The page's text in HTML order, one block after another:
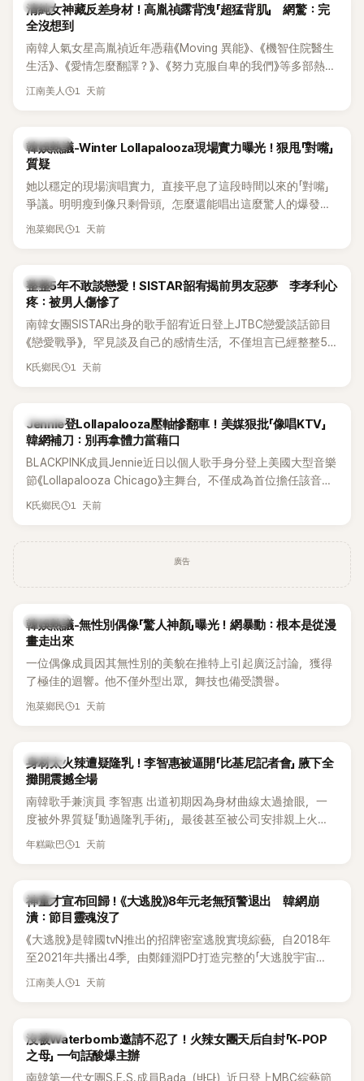
韓星
清純女神藏反差身材！高胤禎露背洩「超猛背肌」 網驚：完
全沒想到
南韓人氣女星高胤禎近年憑藉《Moving 異能》、《機智住院醫生
生活》、《愛情怎麼翻譯？》、《努力克服自卑的我們》等多部熱門
作品，躍升為韓劇新一代女神代表，不僅演技備受肯定，精緻
細身材下的超狂背肌與肩膀線條，反差感十足，讓不少網友看
傻直呼：「原來她身材這麼猛！」
江南美人 1 天前
熱議討論
韓娛熱議-Winter Lollapalooza現場實力曝光！狠甩「對嘴」
質疑
她以穩定的現場演唱實力，直接平息了這段時間以來的「對嘴」
爭議。明明瘦到像只剩骨頭，怎麼還能唱出這麼驚人的爆發力
和音量？
泡菜鄉民 1 天前
韓星
整整5年不敢談戀愛！SISTAR韶宥揭前男友惡夢 李孝利心
疼：被男人傷慘了
南韓女團SISTAR出身的歌手韶宥近日登上JTBC戀愛談話節目
《戀愛戰爭》，罕見談及自己的感情生活，不僅坦言已經整整5
年沒有談戀愛，更首度透露空窗至今的原因，全與上一段戀情
K氏鄉民 1 天前
K-POP
Jennie登Lollapalooza壓軸慘翻車！美媒狠批「像唱KTV」
韓網補刀：別再拿體力當藉口
BLACKPINK成員Jennie近日以個人歌手身分登上美國大型音樂
節《Lollapalooza Chicago》主舞台，不僅成為首位擔任該音樂
節Headliner（壓軸主秀）的K-POP女SOLO歌手，寫下全新紀
K氏鄉民 1 天前
廣告
熱議討論
韓娛熱議-無性別偶像「驚人神顏」曝光！網暴動：根本是從漫
畫走出來
一位偶像成員因其無性別的美貌在推特上引起廣泛討論，獲得
了極佳的迴響。他不僅外型出眾，舞技也備受讚譽。
泡菜鄉民 1 天前
K-POP
身材太火辣遭疑隆乳！李智惠被逼開「比基尼記者會」 腋下全
攤開震撼全場
南韓歌手兼演員 李智惠 出道初期因為身材曲線太過搶眼，一
度被外界質疑「動過隆乳手術」，最後甚至被公司安排親上火
線，召開前所未見的「泳裝記者會」澄清。這場記者會後來還被
熱議。 2日播出的 SBS 綜藝節目《我的經紀人太難搞－秘書
鎮》，邀請同時兼顧工作與育兒的演藝圈代表「媽媽群」——李智
惠、李賢怡、李恩亨，以第13位「My Star」身分登場，分享最真
實的生活日常。 節目一開始，李瑞鎮 率先與李智惠會合，兩人
邊搭車邊聊天，氣氛輕鬆。聊到最近的新聞，李瑞鎮突然直球
發問：「妳不是上新聞了？說妳去做整形？是人中縮短手術嗎？」
延燒到過去的爭議。李瑞鎮脫口補刀：「妳以前不是還在游泳池
開過記者會？」直接點名她當年的風波。李智惠聽了忍不住笑
說：「哥怎麼連這個都知道？」李瑞鎮則回嘴：「那時候新聞鬧那
年糕歐巴 1 天前
韓星
神童才宣布回歸！《大逃脫》8年元老無預警退出 韓網崩
潰：節目靈魂沒了
《大逃脫》是韓國tvN推出的招牌密室逃脫實境綜藝，自2018年
至2021年共播出4季，由鄭鍾淵PD打造完整的「大逃脫宇宙
（DTCU）」，憑藉燒腦劇情、電影級場景與龐大世界觀，累積
江南美人 1 天前
K-POP
沒被Waterbomb邀請不忍了！火辣女團天后自封「K-POP
之母」 一句話酸爆主辦
南韓第一代女團S.E.S.成員Bada（바다）近日登上MBC綜藝節